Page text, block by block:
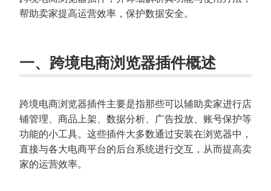
帮助卖家提高运营效率，保护数据安全。
一、跨境电商浏览器插件概述
跨境电商浏览器插件主要是指那些可以辅助卖家进行店
铺管理、商品上架、数据分析、广告投放、账号保护等
功能的小工具。这些插件大多数通过安装在浏览器中，
直接与各大电商平台的后台系统进行交互，从而提高卖
家的运营效率。